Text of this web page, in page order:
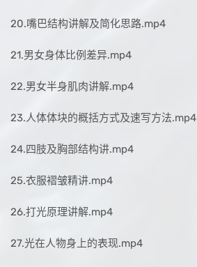
20.嘴巴结构讲解及简化思路.mp4
21.男女身体比例差异.mp4
22.男女半身肌肉讲解.mp4
23.人体体块的概括方式及速写方法.mp4
24.四肢及胸部结构讲.mp4
25.衣服褶皱精讲.mp4
26.打光原理讲解.mp4
27.光在人物身上的表现.mp4